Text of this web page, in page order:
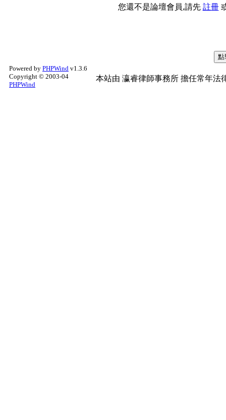
您還不是論壇會員,請先 註冊
Powered by PHPWind v1.3.6
Copyright © 2003-04
PHPWind
本站由 瀛睿律師事務所 擔任常年法